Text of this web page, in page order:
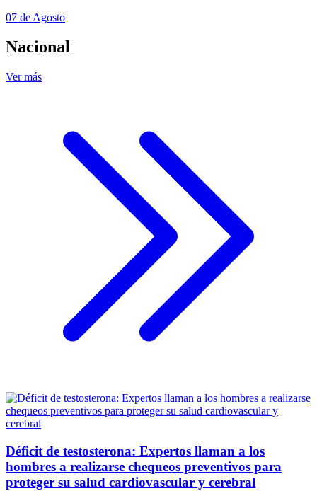
07 de Agosto
Nacional
Ver más
Déficit de testosterona: Expertos llaman a los
hombres a realizarse chequeos preventivos para
proteger su salud cardiovascular y cerebral